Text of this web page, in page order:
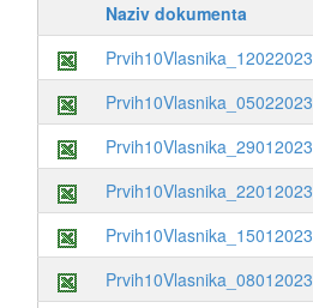
Naziv dokumenta
Prvih10Vlasnika_12022023
Prvih10Vlasnika_05022023
Prvih10Vlasnika_29012023
Prvih10Vlasnika_22012023
Prvih10Vlasnika_15012023
Prvih10Vlasnika_08012023